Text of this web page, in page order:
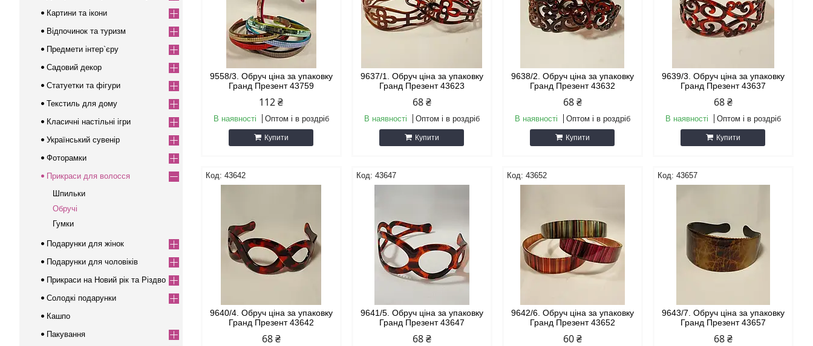
9558/3. Обруч ціна за упаковку
Гранд Презент 43759
112 ₴
В наявності Оптом і в роздріб
Купити
9637/1. Обруч ціна за упаковку
Гранд Презент 43623
68 ₴
В наявності Оптом і в роздріб
Купити
9638/2. Обруч ціна за упаковку
Гранд Презент 43632
68 ₴
В наявності Оптом і в роздріб
Купити
9639/3. Обруч ціна за упаковку
Гранд Презент 43637
68 ₴
В наявності Оптом і в роздріб
Купити
43642
9640/4. Обруч ціна за упаковку
Гранд Презент 43642
68 ₴
43647
9641/5. Обруч ціна за упаковку
Гранд Презент 43647
68 ₴
43652
9642/6. Обруч ціна за упаковку
Гранд Презент 43652
60 ₴
43657
9643/7. Обруч ціна за упаковку
Гранд Презент 43657
68 ₴
Картини та ікони
Відпочинок та туризм
Предмети інтер`єру
Садовий декор
Статуетки та фігури
Текстиль для дому
Класичні настільні ігри
Український сувенір
Фоторамки
Прикраси для волосся
Шпильки
Обручі
Гумки
Подарунки для жінок
Подарунки для чоловіків
Прикраси на Новий рік та Різдво
Солодкі подарунки
Кашпо
Пакування